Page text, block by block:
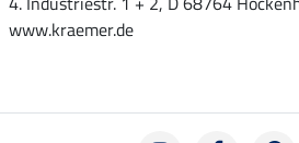
www.kraemer.de